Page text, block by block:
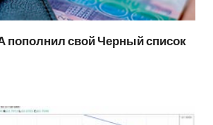
пополнил свой Черный список